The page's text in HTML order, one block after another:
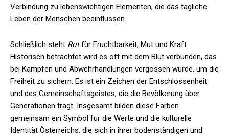
Verbindung zu lebenswichtigen Elementen, die das tägliche
Leben der Menschen beeinflussen.
Schließlich steht Rotfür Fruchtbarkeit, Mut und Kraft.
Historisch betrachtet wird es oft mit dem Blut verbunden, das
bei Kämpfen und Abwehrhandlungen vergossen wurde, um die
Freiheit zu sichern. Es ist ein Zeichen der Entschlossenheit
und des Gemeinschaftsgeistes, die die Bevölkerung über
Generationen trägt. Insgesamt bilden diese Farben
gemeinsam ein Symbol für die Werte und die kulturelle
Identität Österreichs, die sich in ihrer bodenständigen und